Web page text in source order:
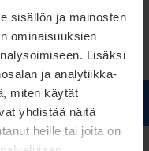
sisällön ja mainosten
ominaisuuksien
Lisäksi
ja analytiikka-
miten käytät
yhdistää näitä
heille tai joita on